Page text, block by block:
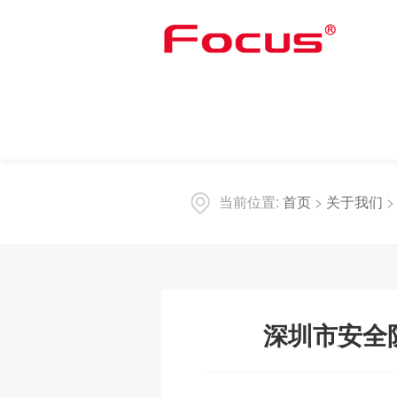
当前位置: 首页 > 关于我们 >
深圳市安全